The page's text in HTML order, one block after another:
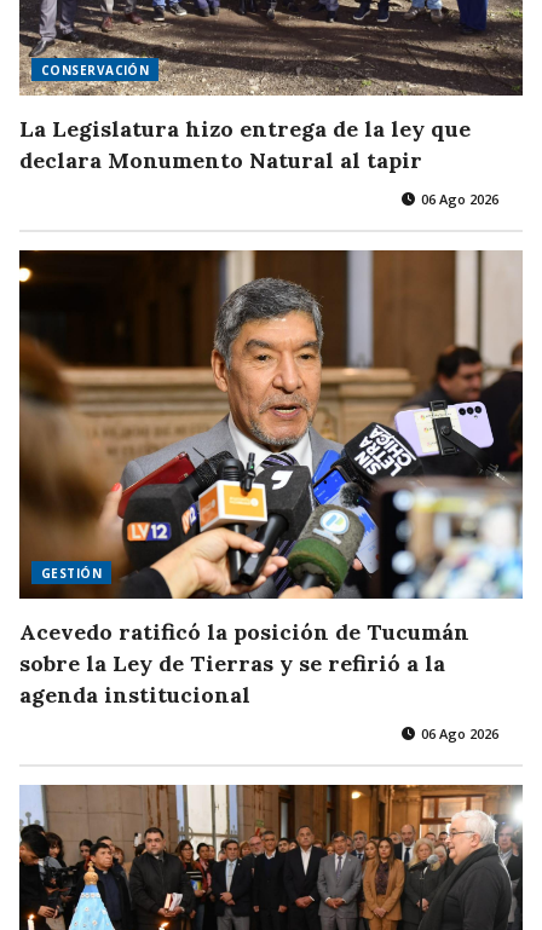
CONSERVACIÓN
La Legislatura hizo entrega de la ley que
declara Monumento Natural al tapir
06 Ago 2026
GESTIÓN
Acevedo ratificó la posición de Tucumán
sobre la Ley de Tierras y se refirió a la
agenda institucional
06 Ago 2026